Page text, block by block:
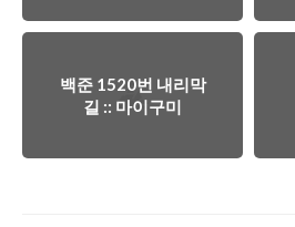
백준 1520번 내리막
길 :: 마이구미